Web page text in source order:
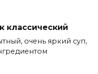
классический
очень яркий суп,